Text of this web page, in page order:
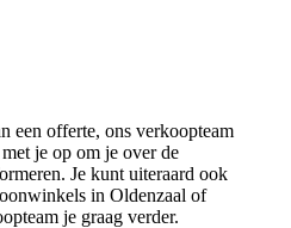
een offerte, ons verkoopteam
je op om je over de
Je kunt uiteraard ook
in Oldenzaal of
je graag verder.